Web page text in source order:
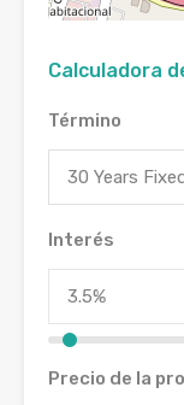
Calculadora
Término
30 Years
Interés
Precio de la